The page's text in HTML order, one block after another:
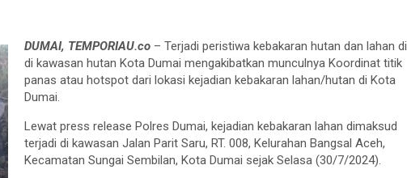
DUMAI, TEMPORIAU.co – Terjadi peristiwa kebakaran hutan dan lahan di
di kawasan hutan Kota Dumai mengakibatkan munculnya Koordinat titik
panas atau hotspot dari lokasi kejadian kebakaran lahan/hutan di Kota
Dumai.
Lewat press release Polres Dumai, kejadian kebakaran lahan dimaksud
terjadi di kawasan Jalan Parit Saru, RT. 008, Kelurahan Bangsal Aceh,
Kecamatan Sungai Sembilan, Kota Dumai sejak Selasa (30/7/2024).